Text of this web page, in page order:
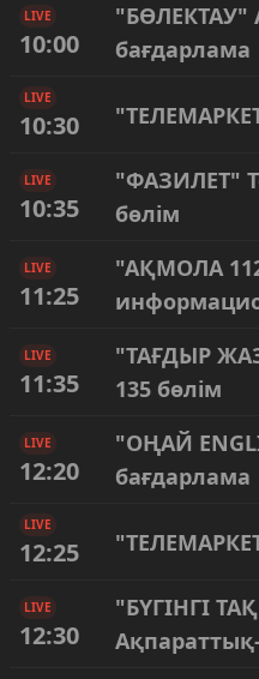
LIVE
10:00
"БӨЛЕКТАУ"
бағдарлама
LIVE
10:30
LIVE
10:35
"ФАЗИЛЕТ"
бөлім
LIVE
11:25
"АҚМОЛА
LIVE
11:35
"ТАҒДЫР
135 бөлім
LIVE
12:20
"ОҢАЙ
бағдарлама
LIVE
12:25
LIVE
12:30
"БҮГІНГІ